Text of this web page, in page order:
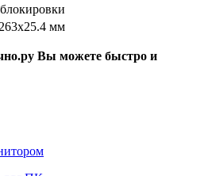
мм
Вы можете быстро и